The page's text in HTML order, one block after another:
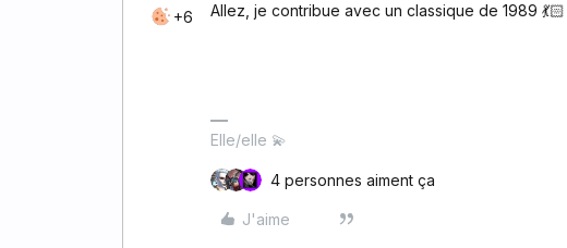
+6
Allez, je contribue avec un classique de 1989 💃🏻
Elle/elle 💫
4 personnes aiment ça
J'aime